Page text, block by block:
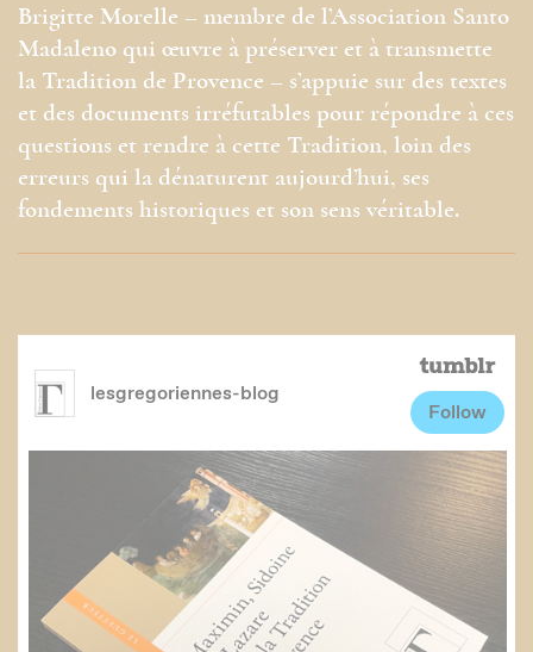
Brigitte Morelle – membre de l’Association Santo
Madaleno qui œuvre à préserver et à transmette
la Tradition de Provence – s’appuie sur des textes
et des documents irréfutables pour répondre à ces
questions et rendre à cette Tradition, loin des
erreurs qui la dénaturent aujourd’hui, ses
fondements historiques et son sens véritable.